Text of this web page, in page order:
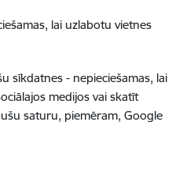
lai uzlabotu vietnes
sīkdatnes - nepieciešamas, lai
medijos vai skatīt
saturu, piemēram, Google